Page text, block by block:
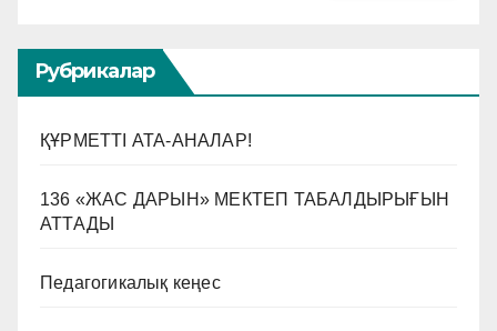
Рубрикалар
ҚҰРМЕТТІ АТА-АНАЛАР!
136 «ЖАС ДАРЫН» МЕКТЕП ТАБАЛДЫРЫҒЫН
АТТАДЫ
Педагогикалық кеңес